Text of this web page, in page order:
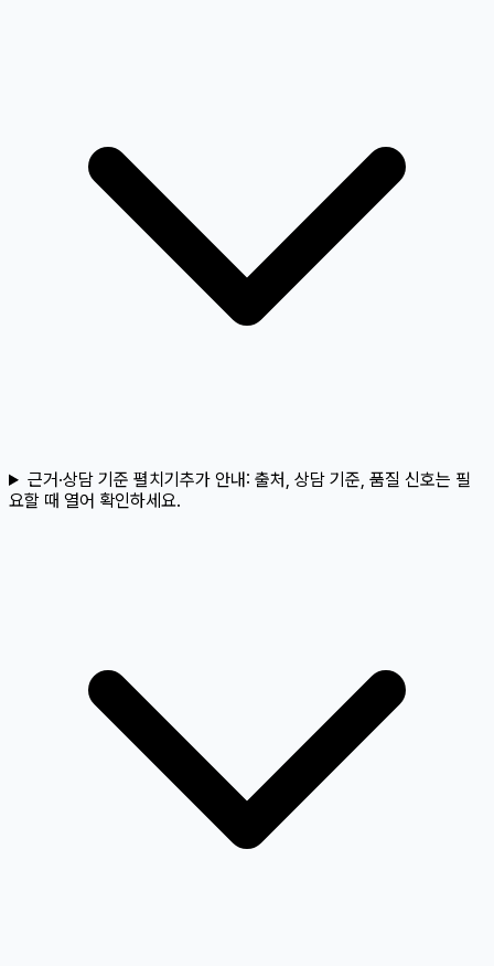
근거·상담 기준 펼치기추가 안내: 출처, 상담 기준, 품질 신호는 필
요할 때 열어 확인하세요.